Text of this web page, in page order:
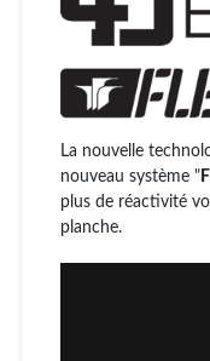
La nouvelle
nouveau système "
plus de réactivité
planche.